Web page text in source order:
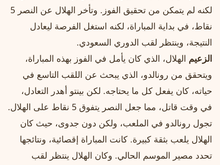
لكنه لم يتمكن من تحقيق الفوز. وتأخر الهلال عن النصر 5
نقاط، في بداية المباراة، لكنه استغل الفرصة ليعادل
النتيجة، وينتظر لقب الدوري السعودي.
الزعيم الهلال، الذي كان يأمل في الفوز بهذه المباراة،
ويتحقق من رونالدو، الذي يبحث عن اللقب التاسع في
حياته، كان يفعل كل ما يحتاجه. لكن بينتو أهدر التعادل،
في وقت قاتل، مما جعل النصر يتفوق 5 نقاط على الهلال.
تجول رونالدو في الملعب، ولكن دون جدوى، حيث كان
الهلال يلعب بثقة كبيرة. كانت المباراة إقصائية، ونتائجها
تحدد مصير الموسم الحالي. وكان الهلال ينتظر لقب